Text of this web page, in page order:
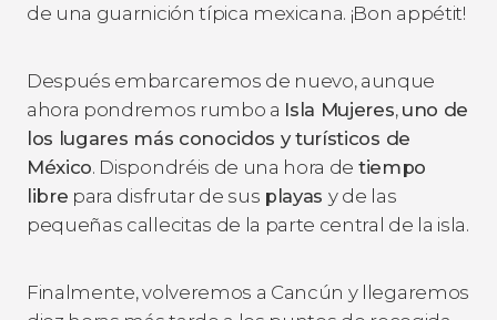
de una guarnición típica mexicana. ¡Bon appétit!
Después embarcaremos de nuevo, aunque
ahora pondremos rumbo a Isla Mujeres, uno de
los lugares más conocidos y turísticos de
México. Dispondréis de una hora de tiempo
libre para disfrutar de sus playas y de las
pequeñas callecitas de la parte central de la isla.
Finalmente, volveremos a Cancún y llegaremos